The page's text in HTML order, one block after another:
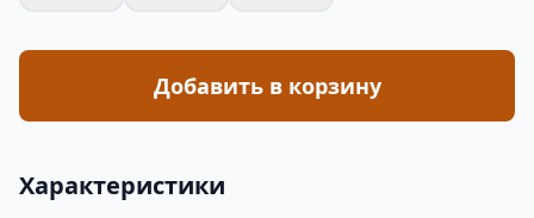
Добавить в корзину
Характеристики